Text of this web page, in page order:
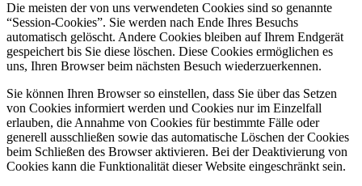
Die meisten der von uns verwendeten Cookies sind so genannte
“Session-Cookies”. Sie werden nach Ende Ihres Besuchs
automatisch gelöscht. Andere Cookies bleiben auf Ihrem Endgerät
gespeichert bis Sie diese löschen. Diese Cookies ermöglichen es
uns, Ihren Browser beim nächsten Besuch wiederzuerkennen.
Sie können Ihren Browser so einstellen, dass Sie über das Setzen
von Cookies informiert werden und Cookies nur im Einzelfall
erlauben, die Annahme von Cookies für bestimmte Fälle oder
generell ausschließen sowie das automatische Löschen der Cookies
beim Schließen des Browser aktivieren. Bei der Deaktivierung von
Cookies kann die Funktionalität dieser Website eingeschränkt sein.